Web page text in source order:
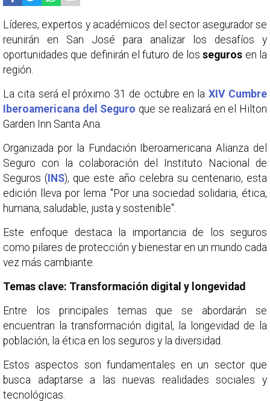
Líderes, expertos y académicos del sector asegurador se
reunirán en San José para analizar los desafíos y
oportunidades que definirán el futuro de losseguros en la
región.
La cita será el próximo 31 de octubre en la XIV Cumbre
Iberoamericana del Seguro que se realizará en el Hilton
Garden Inn Santa Ana.
Organizada por la Fundación Iberoamericana Alianza del
Seguro con la colaboración del Instituto Nacional de
Seguros ( INS), que este año celebra su centenario, esta
edición lleva por lema "Por una sociedad solidaria, ética,
humana, saludable, justa y sostenible".
Este enfoque destaca la importancia de los seguros
como pilares de protección y bienestar en un mundo cada
vez más cambiante.
Temas clave: Transformación digital y longevidad
Entre los principales temas que se abordarán se
encuentran la transformación digital, la longevidad de la
población, la ética en los seguros y la diversidad.
Estos aspectos son fundamentales en un sector que
busca adaptarse a las nuevas realidades sociales y
tecnológicas.